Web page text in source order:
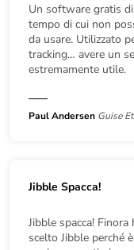
Un software gratis
tempo di cui non
da usare. Utilizzato
tracking… avere un
estremamente utile.
Paul Andersen Guise
Jibble Spacca!
Jibble spacca!
scelto Jibble perché